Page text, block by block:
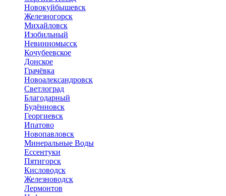
Новокуйбышевск
Железногорск
Михайловск
Изобильный
Невинномысск
Кочубеевское
Донское
Грачёвка
Новоалександровск
Светлоград
Благодарный
Будённовск
Георгиевск
Ипатово
Новопавловск
Минеральные Воды
Ессентуки
Пятигорск
Кисловодск
Железноводск
Лермонтов